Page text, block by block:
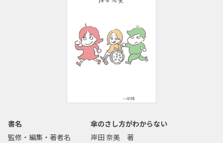
書名
傘のさし方がわからない
監修・編集・著者名
岸田 奈美 著